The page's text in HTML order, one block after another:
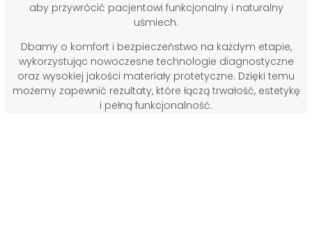
aby przywrócić pacjentowi funkcjonalny i naturalny
uśmiech.
Dbamy o komfort i bezpieczeństwo na każdym etapie,
wykorzystując nowoczesne technologie diagnostyczne
oraz wysokiej jakości materiały protetyczne. Dzięki temu
możemy zapewnić rezultaty, które łączą trwałość, estetykę
i pełną funkcjonalność.